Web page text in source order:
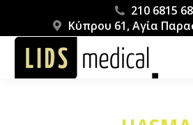
210 6815
Κύπρου 61, Αγία